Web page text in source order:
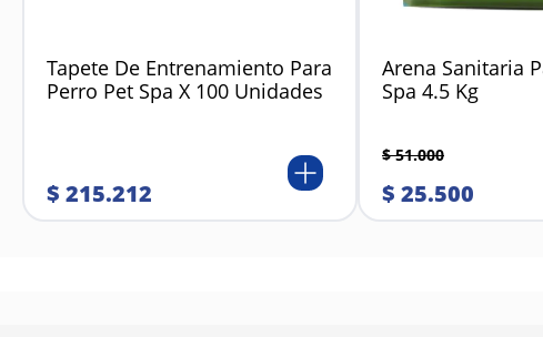
Tapete De Entrenamiento Para
Perro Pet Spa X 100 Unidades
$ 215.212
Arena Sanitaria
Spa 4.5 Kg
$ 51.000
$ 25.500